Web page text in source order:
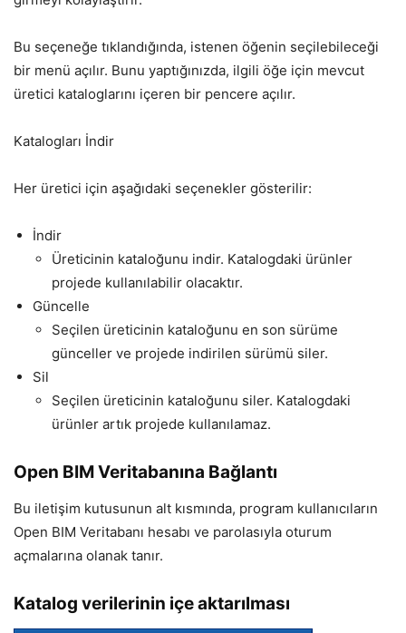
Bu seçeneğe tıklandığında, istenen öğenin seçilebileceği
bir menü açılır. Bunu yaptığınızda, ilgili öğe için mevcut
üretici kataloglarını içeren bir pencere açılır.
Katalogları İndir
Her üretici için aşağıdaki seçenekler gösterilir:
İndir
Üreticinin kataloğunu indir. Katalogdaki ürünler
projede kullanılabilir olacaktır.
Güncelle
Seçilen üreticinin kataloğunu en son sürüme
günceller ve projede indirilen sürümü siler.
Sil
Seçilen üreticinin kataloğunu siler. Katalogdaki
ürünler artık projede kullanılamaz.
Open BIM Veritabanına Bağlantı
Bu iletişim kutusunun alt kısmında, program kullanıcıların
Open BIM Veritabanı hesabı ve parolasıyla oturum
açmalarına olanak tanır.
Katalog verilerinin içe aktarılması